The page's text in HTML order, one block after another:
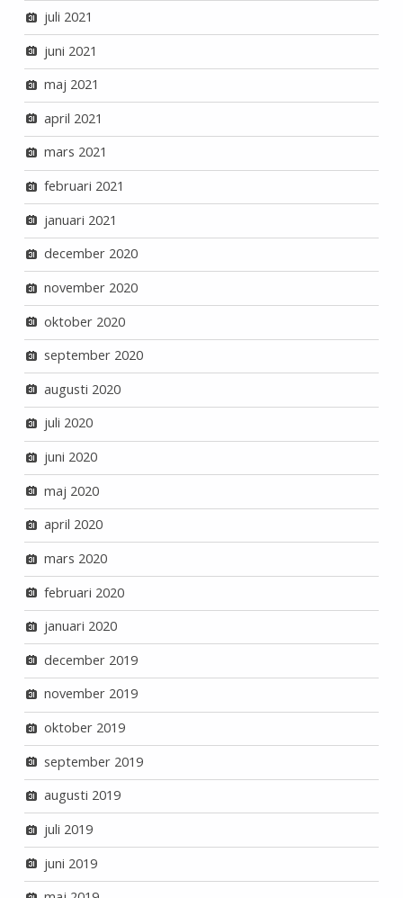
juli 2021
juni 2021
maj 2021
april 2021
mars 2021
februari 2021
januari 2021
december 2020
november 2020
oktober 2020
september 2020
augusti 2020
juli 2020
juni 2020
maj 2020
april 2020
mars 2020
februari 2020
januari 2020
december 2019
november 2019
oktober 2019
september 2019
augusti 2019
juli 2019
juni 2019